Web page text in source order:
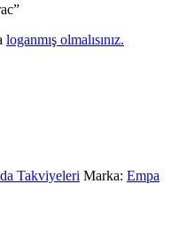
loganmış olmalısınız.
Takviyeleri Marka: Empa